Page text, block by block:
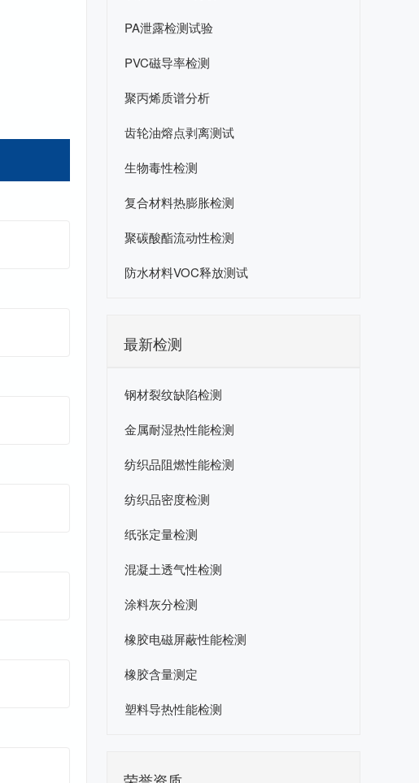
PA泄露检测试验
PVC磁导率检测
聚丙烯质谱分析
齿轮油熔点剥离测试
生物毒性检测
复合材料热膨胀检测
聚碳酸酯流动性检测
防水材料VOC释放测试
最新检测
钢材裂纹缺陷检测
金属耐湿热性能检测
纺织品阻燃性能检测
纺织品密度检测
纸张定量检测
混凝土透气性检测
涂料灰分检测
橡胶电磁屏蔽性能检测
橡胶含量测定
塑料导热性能检测